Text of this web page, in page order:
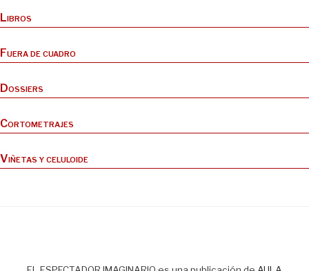
Libros
Fuera de cuadro
Dossiers
Cortometrajes
Viñetas y celuloide